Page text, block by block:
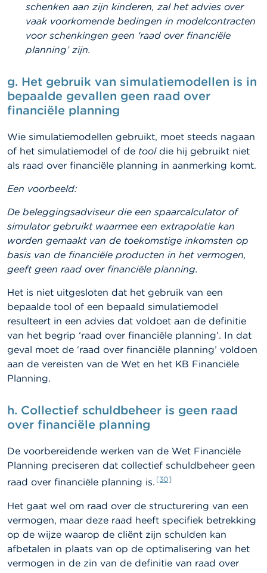
schenken aan zijn kinderen, zal het advies over
vaak voorkomende bedingen in modelcontracten
voor schenkingen geen ‘raad over financiële
planning’ zijn.
g. Het gebruik van simulatiemodellen is in
bepaalde gevallen geen raad over
financiële planning
Wie simulatiemodellen gebruikt, moet steeds nagaan
of het simulatiemodel of de tooldie hij gebruikt niet
als raad over financiële planning in aanmerking komt.
Een voorbeeld:
De beleggingsadviseur die een spaarcalculator of
simulator gebruikt waarmee een extrapolatie kan
worden gemaakt van de toekomstige inkomsten op
basis van de financiële producten in het vermogen,
geeft geen raad over financiële planning.
Het is niet uitgesloten dat het gebruik van een
bepaalde tool of een bepaald simulatiemodel
resulteert in een advies dat voldoet aan de definitie
van het begrip ‘raad over financiële planning’. In dat
geval moet de ‘raad over financiële planning’ voldoen
aan de vereisten van de Wet en het KB Financiële
Planning.
h. Collectief schuldbeheer is geen raad
over financiële planning
De voorbereidende werken van de Wet Financiële
Planning preciseren dat collectief schuldbeheer geen
raad over financiële planning is. [30]
Het gaat wel om raad over de structurering van een
vermogen, maar deze raad heeft specifiek betrekking
op de wijze waarop de cliënt zijn schulden kan
afbetalen in plaats van op de optimalisering van het
vermogen in de zin van de definitie van raad over